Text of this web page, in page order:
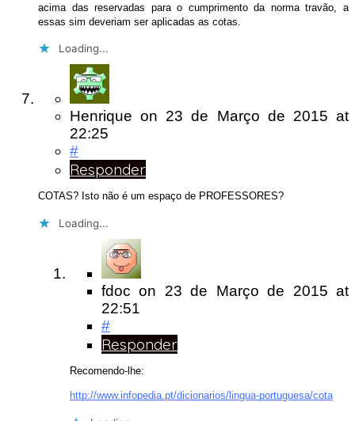
acima das reservadas para o cumprimento da norma travão, a
essas sim deveriam ser aplicadas as cotas.
Loading...
Henrique on 23 de Março de 2015at
22:25
#
Responder
COTAS? Isto não é um espaço de PROFESSORES?
Loading...
fdoc on 23 de Março de 2015at
22:51
#
Responder
Recomendo-lhe:
http://www.infopedia.pt/dicionarios/lingua-portuguesa/cota